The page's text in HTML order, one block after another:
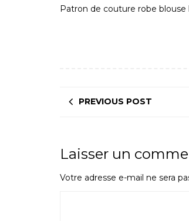
Patron de couture robe blouse
PREVIOUS POST
Laisser un
Votre adresse e-mail ne sera